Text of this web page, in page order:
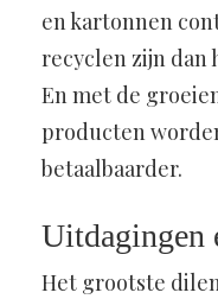
en kartonnen
recyclen zijn dan
En met de
producten
betaalbaarder.
Uitdagingen
Het grootste